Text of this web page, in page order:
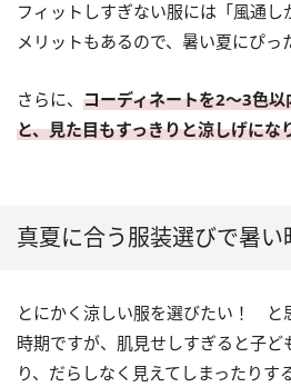
フィットしすぎない服には「風通し
メリットもあるので、暑い夏にぴっ
さらに、 コーディネートを2〜3色
と、見た目もすっきりと涼しげにな
真夏に合う服装選びで暑
とにかく涼しい服を選びたい！ と
時期ですが、肌見せしすぎると子ど
り、だらしなく見えてしまったりす